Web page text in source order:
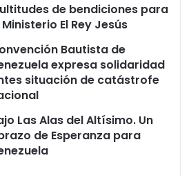
de bendiciones para
El Rey Jesús
Bautista de
expresa solidaridad
situación de catástrofe
Las Alas del Altísimo. Un
de Esperanza para